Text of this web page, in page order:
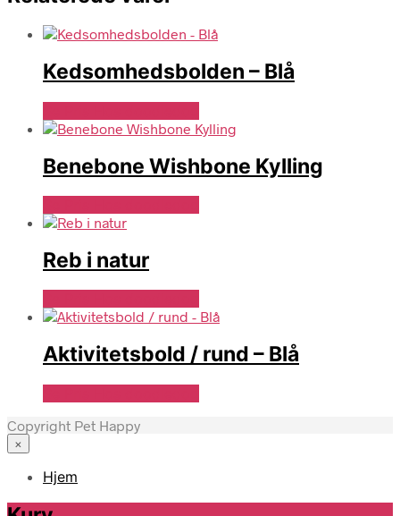
Kedsomhedsbolden – Blå
Benebone Wishbone Kylling
Reb i natur
Aktivitetsbold / rund – Blå
Copyright Pet Happy
×
Hjem